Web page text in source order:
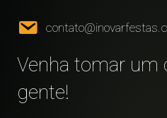
Venha tomar um
gente!